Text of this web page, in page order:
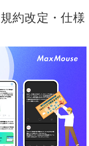
約改定・仕様